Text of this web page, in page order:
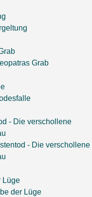
Grab
- Die verschollene
der Lüge